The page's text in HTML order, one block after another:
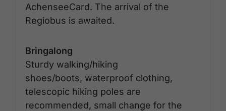
AchenseeCard. The arrival of the
Regiobus is awaited.
Bringalong
Sturdy walking/hiking
shoes/boots, waterproof clothing,
telescopic hiking poles are
recommended, small change for the